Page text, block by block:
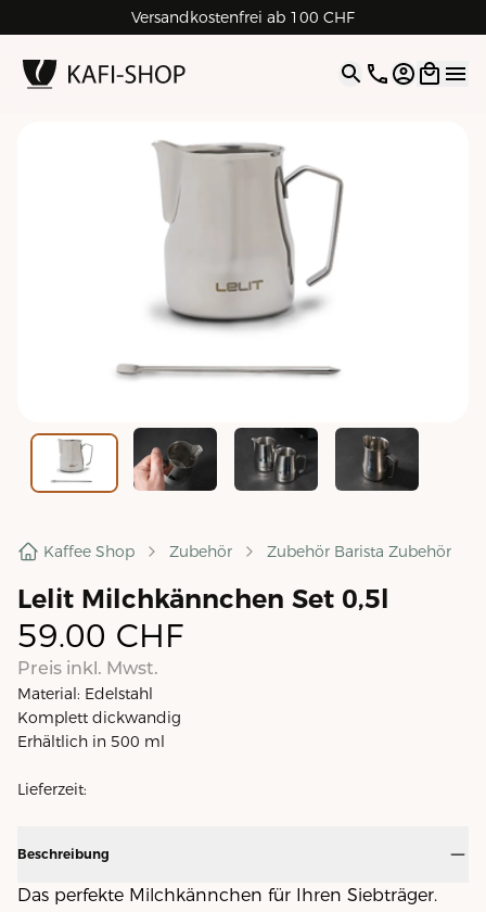
Versandkostenfrei ab 100 CHF
4.9| 5.0 Google
Open
Kaffee Shop Zubehör Zubehör Barista Zubehör
Lelit Milchkännchen Set 0,5l
59.00 CHF
Preis inkl. Mwst.
Material: Edelstahl
Komplett dickwandig
Erhältlich in 500 ml
Lieferzeit:
Beschreibung
Das perfekte Milchkännchen für Ihren Siebträger.